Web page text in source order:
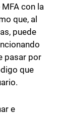
con la
que, al
puede
pasar por
que
e